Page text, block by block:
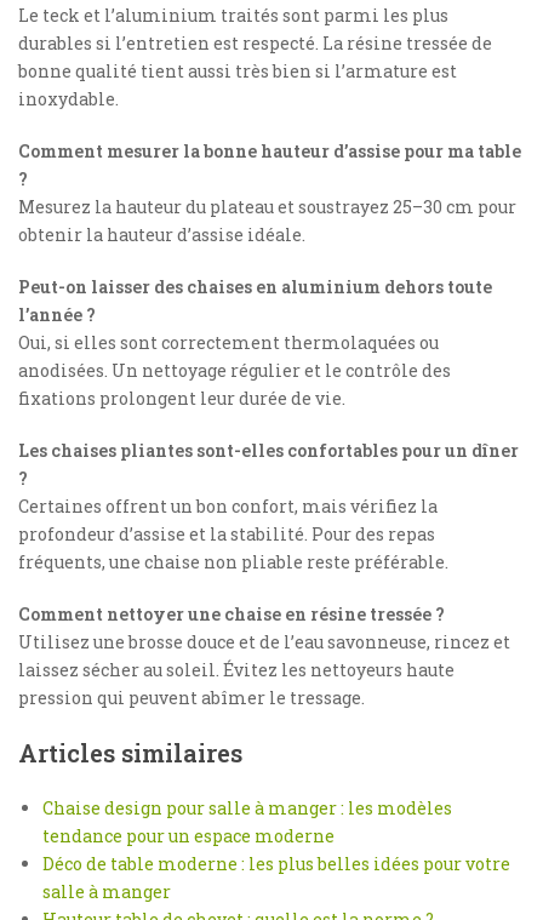
Le teck et l’aluminium traités sont parmi les plus
durables si l’entretien est respecté. La résine tressée de
bonne qualité tient aussi très bien si l’armature est
inoxydable.
Comment mesurer la bonne hauteur d’assise pour ma table
?
Mesurez la hauteur du plateau et soustrayez 25–30 cm pour
obtenir la hauteur d’assise idéale.
Peut-on laisser des chaises en aluminium dehors toute
l’année ?
Oui, si elles sont correctement thermolaquées ou
anodisées. Un nettoyage régulier et le contrôle des
fixations prolongent leur durée de vie.
Les chaises pliantes sont-elles confortables pour un dîner
?
Certaines offrent un bon confort, mais vérifiez la
profondeur d’assise et la stabilité. Pour des repas
fréquents, une chaise non pliable reste préférable.
Comment nettoyer une chaise en résine tressée ?
Utilisez une brosse douce et de l’eau savonneuse, rincez et
laissez sécher au soleil. Évitez les nettoyeurs haute
pression qui peuvent abîmer le tressage.
Articles similaires
Chaise design pour salle à manger : les modèles
tendance pour un espace moderne
Déco de table moderne : les plus belles idées pour votre
salle à manger